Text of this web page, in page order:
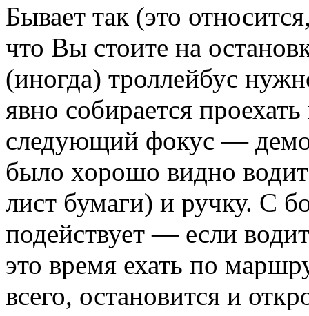
Бывает так (это
что Вы стоите на
(иногда) троллейбус
явно собирается
следующий фокус —
было хорошо видно
лист бумаги) и ручку. С
подействует — если
это время ехать по
всего, остановится и